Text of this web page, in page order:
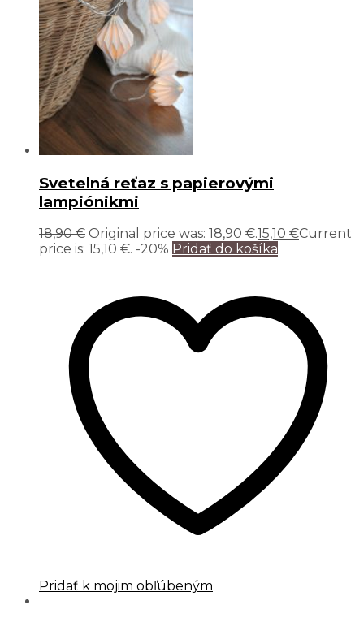
Svetelná reťaz s papierovými
lampiónikmi
18,90€ Original price was: 18,90 €.15,10 €Current
price is: 15,10 €. -20% Pridať do košíka
Pridať k mojim obľúbeným